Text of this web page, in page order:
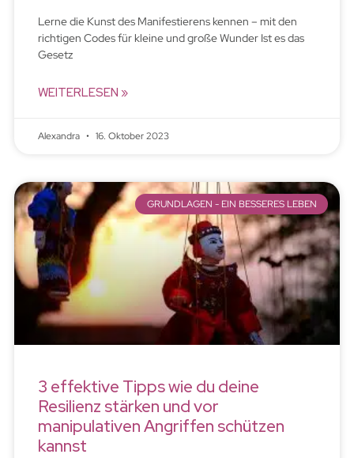
Lerne die Kunst des Manifestierens kennen – mit den
richtigen Codes für kleine und große Wunder Ist es das
Gesetz
WEITERLESEN »
Alexandra 16. Oktober 2023
GRUNDLAGEN - EIN BESSERES LEBEN
3 effektive Tipps wie du deine
Resilienz stärken und vor
manipulativen Angriffen schützen
kannst